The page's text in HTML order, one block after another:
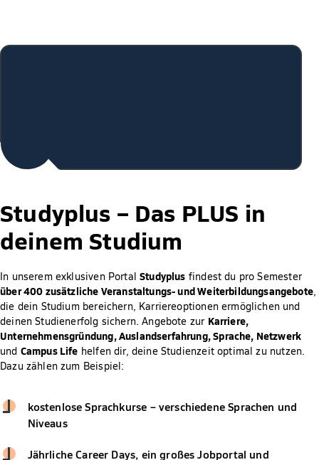
Studyplus – Das PLUS in
deinem Studium
In unserem exklusiven PortalStudyplus findest du pro Semester
über 400 zusätzliche Veranstaltungs- und Weiterbildungsangebote,
die dein Studium bereichern, Karriereoptionen ermöglichen und
deinen Studienerfolg sichern. Angebote zur Karriere,
Unternehmensgründung, Auslandserfahrung, Sprache, Netzwerk
und Campus Life helfen dir, deine Studienzeit optimal zu nutzen.
Dazu zählen zum Beispiel:
kostenlose Sprachkurse – verschiedene Sprachen und
Niveaus
Jährliche Career Days, ein großes Jobportal und